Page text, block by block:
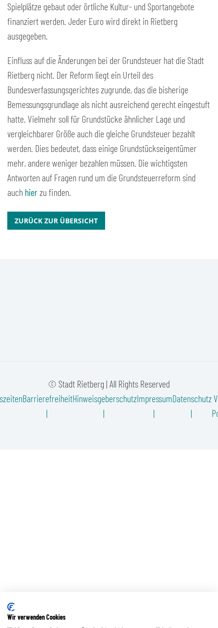
Spielplätze gebaut oder örtliche Kultur- und Sportangebote
finanziert werden. Jeder Euro wird direkt in Rietberg
ausgegeben.
Einfluss auf die Änderungen bei der Grundsteuer hat die Stadt
Rietberg nicht. Der Reform liegt ein Urteil des
Bundesverfassungsgerichtes zugrunde, das die bisherige
Bemessungsgrundlage als nicht ausreichend gerecht eingestuft
hatte. Vielmehr soll für Grundstücke ähnlicher Lage und
vergleichbarer Größe auch die gleiche Grundsteuer bezahlt
werden. Dies bedeutet, dass einige Grundstückseigentümer
mehr, andere weniger bezahlen müssen. Die wichtigsten
Antworten auf Fragen rund um die Grundsteuerreform sind
auch hierzu finden.
ZURÜCK ZUR ÜBERSICHT
© Stadt Rietberg | All Rights Reserved
BarrierefreiheitHinweisgeberschutzImpressumDatenschutz
Wir verwenden Cookies